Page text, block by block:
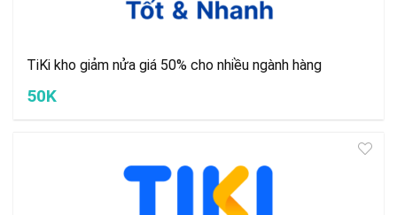
TiKi kho giảm nửa giá 50% cho nhiều ngành hàng
50K